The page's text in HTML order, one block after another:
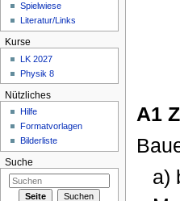
A1
a)
Spielwiese
Literatur/Links
Kurse
LK 2027
Physik 8
Nützliches
Hilfe
Formatvorlagen
Bilderliste
Suche